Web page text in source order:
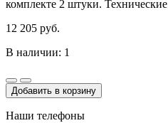
комплекте 2 штуки.
12 205 руб.
В наличии: 1
Добавить в корзину
Наши телефоны